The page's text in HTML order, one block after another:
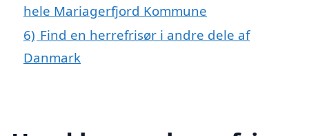
hele Mariagerfjord Kommune
6) Find en herrefrisør i andre dele af
Danmark